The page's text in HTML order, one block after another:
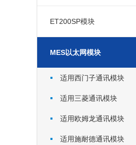
ET200SP模块
MES以太网模块
适用西门子通讯模块
适用三菱通讯模块
适用欧姆龙通讯模块
适用施耐德通讯模块